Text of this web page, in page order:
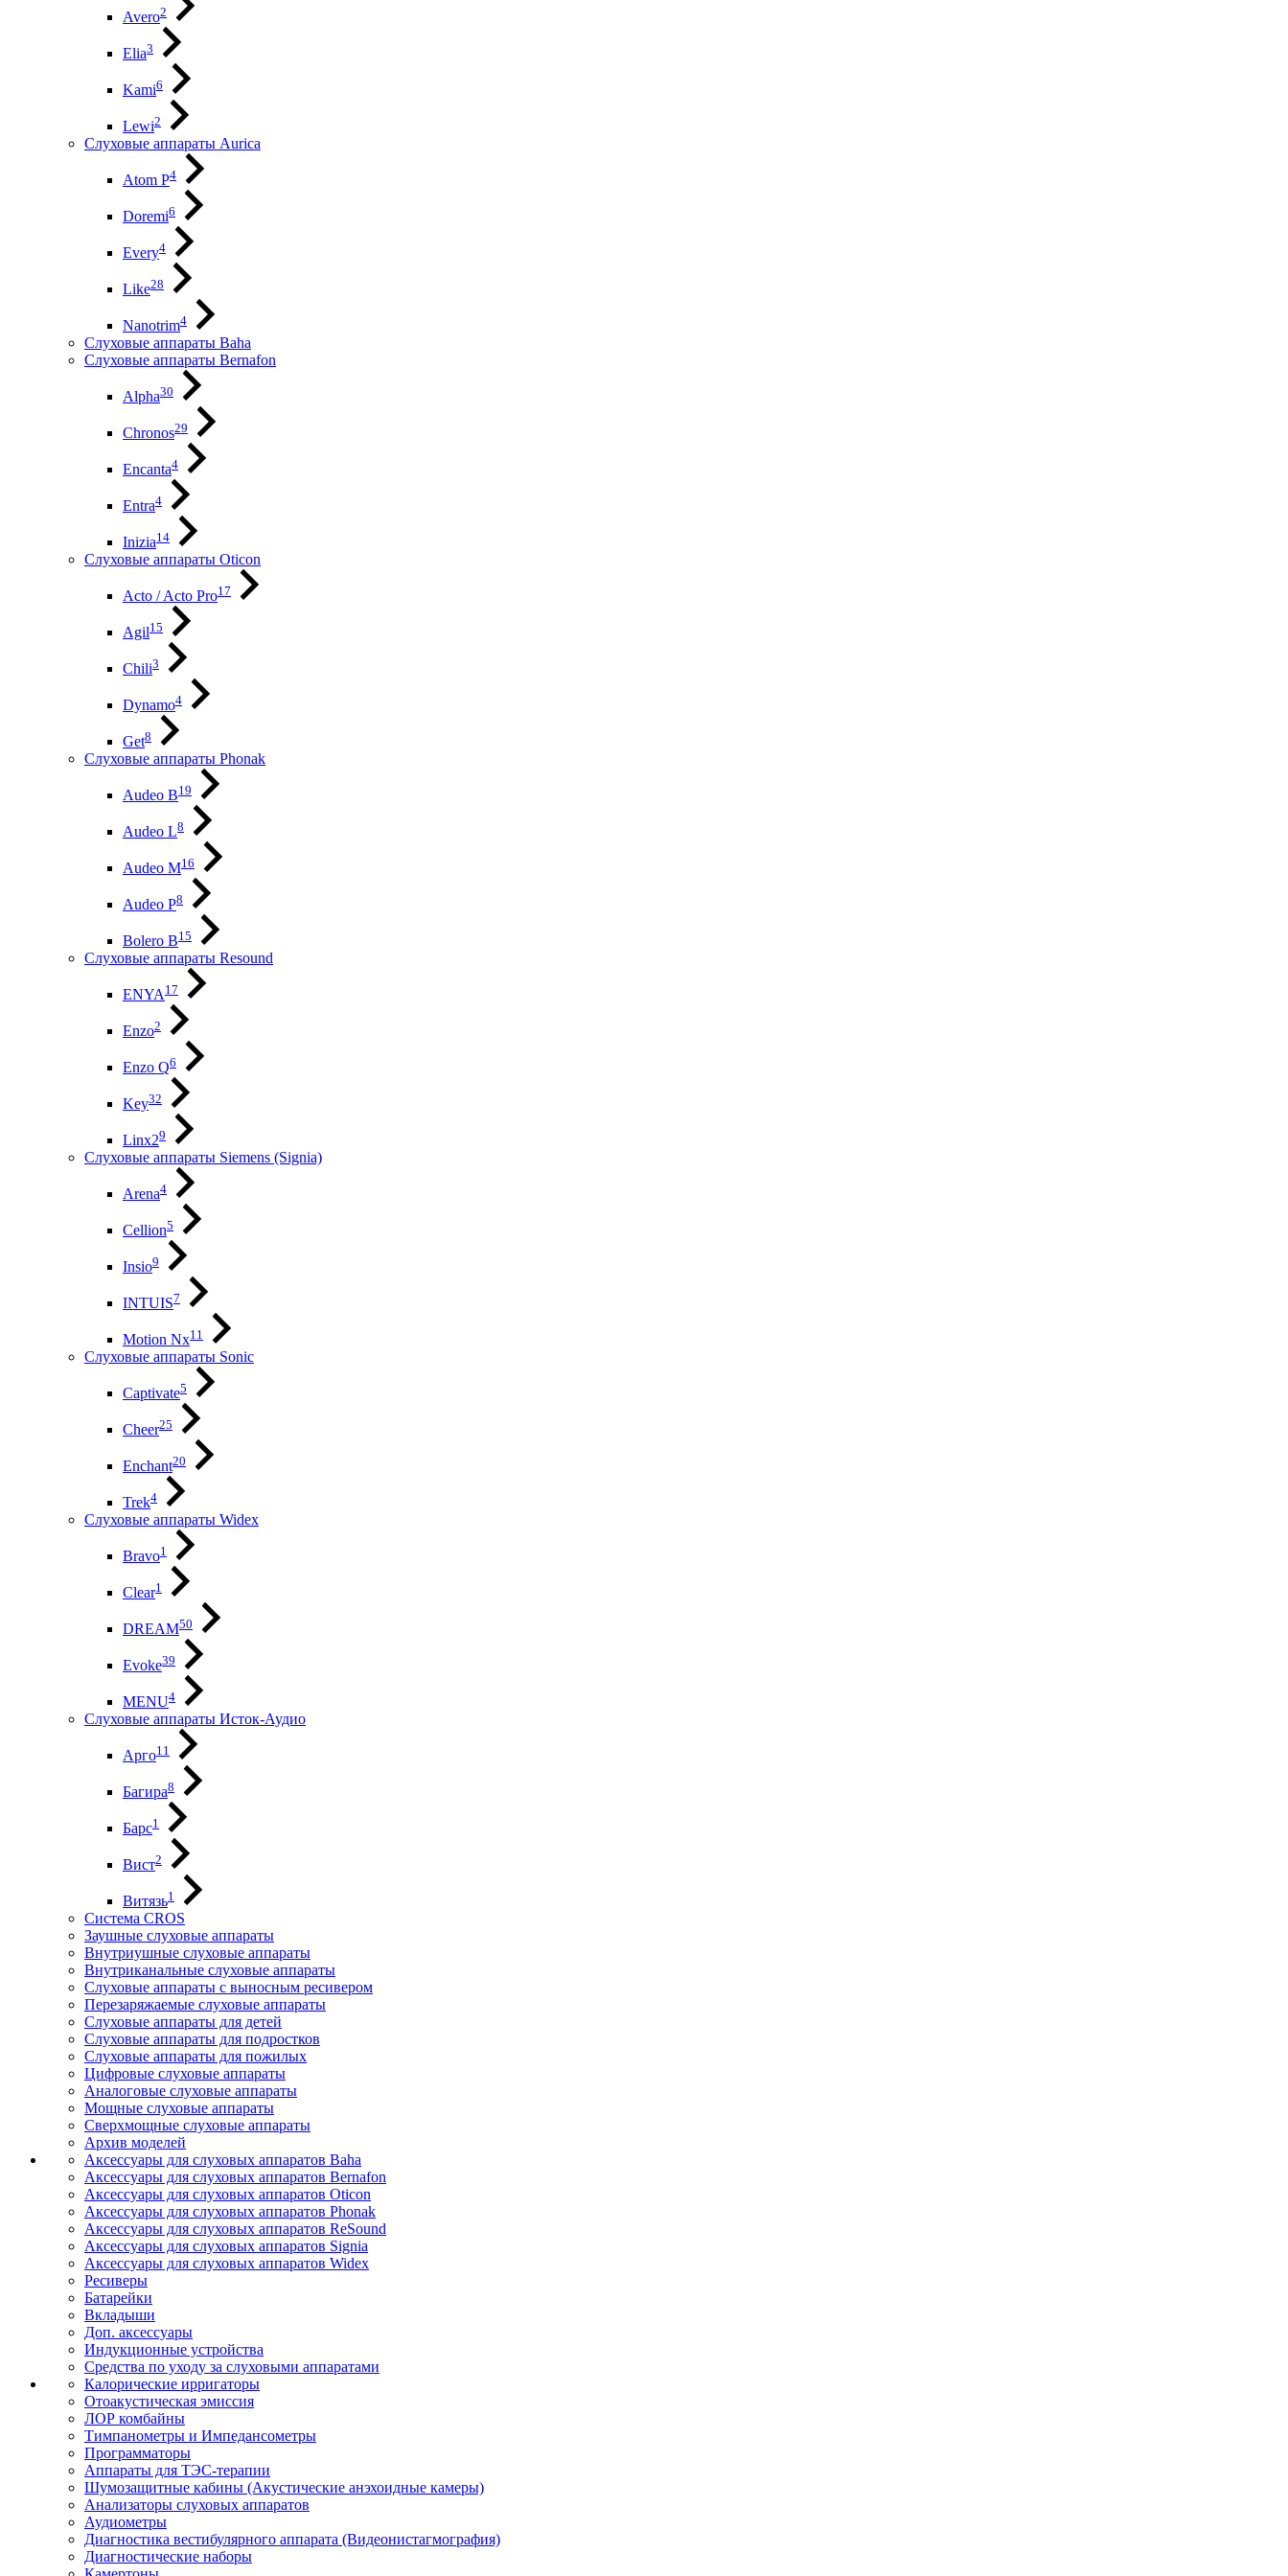
Avero2
Elia3
Kami6
Lewi2
Слуховые аппараты Aurica
Atom P4
Doremi6
Every4
Like28
Nanotrim4
Слуховые аппараты Baha
Слуховые аппараты Bernafon
Alpha30
Chronos29
Encanta4
Entra4
Inizia14
Слуховые аппараты Oticon
Acto / Acto Pro17
Agil15
Chili3
Dynamo4
Get8
Слуховые аппараты Phonak
Audeo B19
Audeo L8
Audeo М16
Audeo P8
Bolero B15
Слуховые аппараты Resound
ENYA17
Enzo2
Enzo Q6
Key32
Linx29
Слуховые аппараты Siemens (Signia)
Arena4
Cellion5
Insio9
INTUIS7
Motion Nx11
Слуховые аппараты Sonic
Captivate5
Cheer25
Enchant20
Trek4
Слуховые аппараты Widex
Bravo1
Clear1
DREAM50
Evoke39
MENU4
Слуховые аппараты Исток-Аудио
Арго11
Багира8
Барс1
Вист2
Витязь1
Система CROS
Заушные слуховые аппараты
Внутриушные слуховые аппараты
Внутриканальные слуховые аппараты
Слуховые аппараты с выносным ресивером
Перезаряжаемые слуховые аппараты
Слуховые аппараты для детей
Слуховые аппараты для подростков
Слуховые аппараты для пожилых
Цифровые слуховые аппараты
Аналоговые слуховые аппараты
Мощные слуховые аппараты
Сверхмощные слуховые аппараты
Архив моделей
Аксессуары для слуховых аппаратов Baha
Аксессуары для слуховых аппаратов Bernafon
Аксессуары для слуховых аппаратов Oticon
Аксессуары для слуховых аппаратов Phonak
Аксессуары для слуховых аппаратов ReSound
Аксессуары для слуховых аппаратов Signia
Аксессуары для слуховых аппаратов Widex
Ресиверы
Батарейки
Вкладыши
Доп. аксессуары
Индукционные устройства
Средства по уходу за слуховыми аппаратами
Калорические ирригаторы
Отоакустическая эмиссия
ЛОР комбайны
Тимпанометры и Импедансометры
Программаторы
Аппараты для ТЭС-терапии
Шумозащитные кабины (Акустические анэхоидные камеры)
Анализаторы слуховых аппаратов
Аудиометры
Диагностика вестибулярного аппарата (Видеонистагмография)
Диагностические наборы